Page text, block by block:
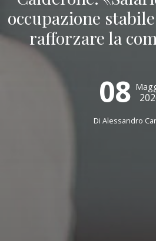
occupazione
rafforzare la
08
Di Alessandro